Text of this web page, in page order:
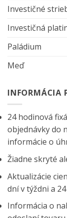
Investičné
Investičná
Paládium
Meď
INFORMÁCIA
24 hodinová
objednávky do
informácie o
Žiadne skryté
Aktualizácie
dní v týždni a
Informácia o